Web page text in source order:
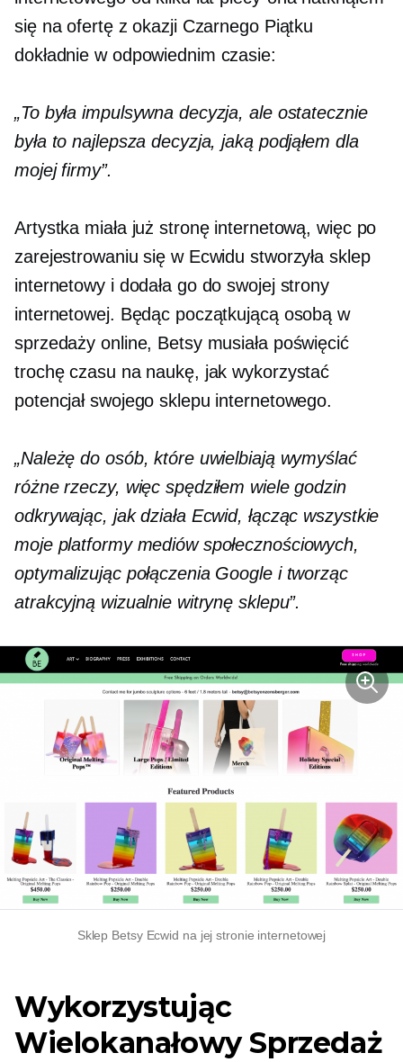
się na ofertę z okazji Czarnego Piątku
dokładnie w odpowiednim czasie:
„To była impulsywna decyzja, ale ostatecznie
była to najlepsza decyzja, jaką podjąłem dla
mojej firmy”.
Artystka miała już stronę internetową, więc po
zarejestrowaniu się w Ecwidu stworzyła sklep
internetowy i dodała go do swojej strony
internetowej. Będąc początkującą osobą w
sprzedaży online, Betsy musiała poświęcić
trochę czasu na naukę, jak wykorzystać
potencjał swojego sklepu internetowego.
„Należę do osób, które uwielbiają wymyślać
różne rzeczy, więc spędziłem wiele godzin
odkrywając, jak działa Ecwid, łącząc wszystkie
moje platformy mediów społecznościowych,
optymalizując połączenia Google i tworząc
atrakcyjną wizualnie witrynę sklepu”.
Sklep Betsy Ecwid na jej stronie internetowej
Wykorzystując
WielokanałowySprzedaż